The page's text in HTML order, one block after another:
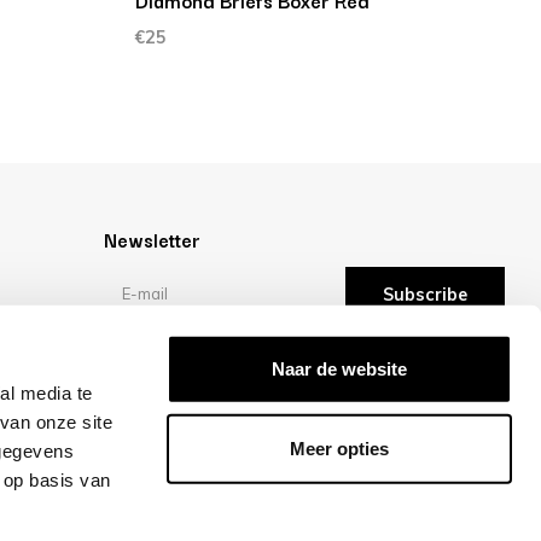
media te
onze site
basis van
Naar de website
Meer opties
€25
Newsletter
Subscribe
/10 -